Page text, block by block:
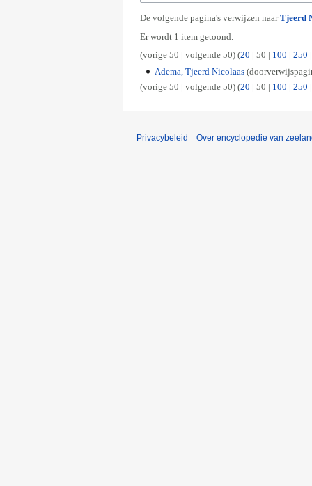
De volgende pagina's verwijzen naarTjeerd
Er wordt 1 item getoond.
(vorige 50 | volgende 50) (20 | 50 | 100 | 250
Adema, Tjeerd Nicolaas
(vorige 50 | volgende 50) (20 | 50 | 100 | 250
Privacybeleid Over encyclopedie van